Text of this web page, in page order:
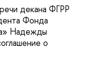
декана ФГРР
Фонда
Надежды
о